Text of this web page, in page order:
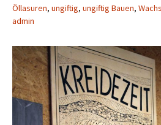
Öllasuren, ungiftig, ungiftig Bauen,
admin